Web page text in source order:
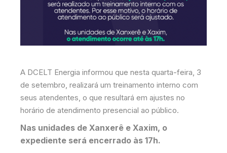
A DCELT Energia informou que nesta quarta-feira, 3
de setembro, realizará um treinamento interno com
seus atendentes, o que resultará em ajustes no
horário de atendimento presencial ao público.
Nas unidades de Xanxerê e Xaxim, o
expediente será encerrado às 17h.